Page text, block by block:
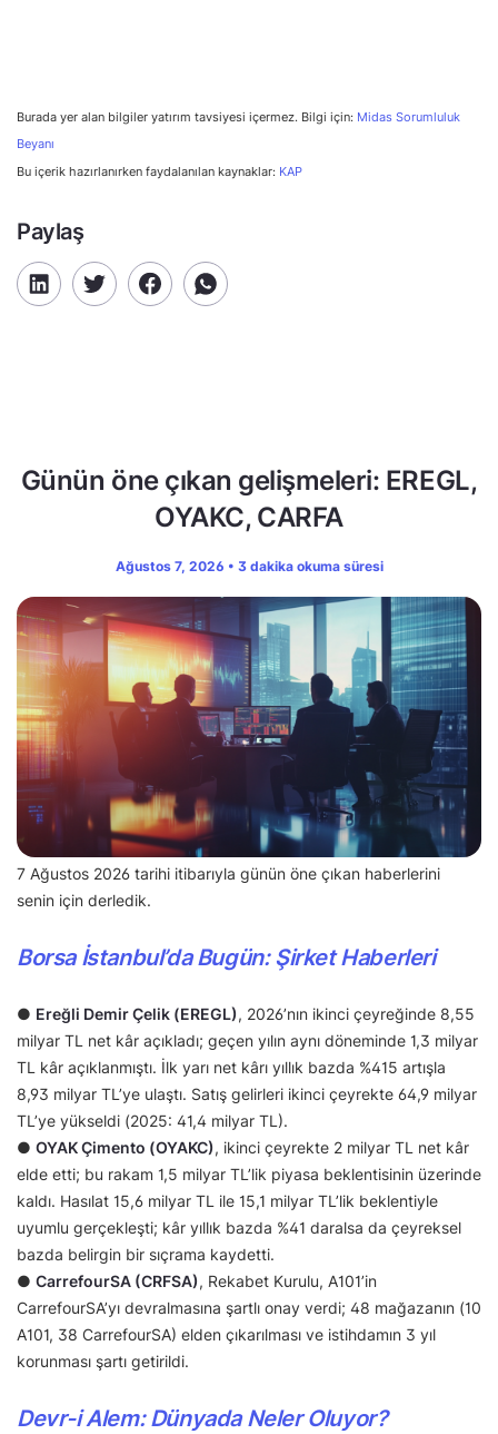
Burada yer alan bilgiler yatırım tavsiyesi içermez. Bilgi için: Midas Sorumluluk
Beyanı
Bu içerik hazırlanırken faydalanılan kaynaklar: KAP
Paylaş
Günün öne çıkan gelişmeleri: EREGL,
OYAKC, CARFA
Ağustos 7, 2026 • 3 dakika okuma süresi
7 Ağustos 2026 tarihi itibarıyla günün öne çıkan haberlerini
senin için derledik.
Borsa İstanbul’da Bugün: Şirket Haberleri
● Ereğli Demir Çelik (EREGL), 2026’nın ikinci çeyreğinde 8,55
milyar TL net kâr açıkladı; geçen yılın aynı döneminde 1,3 milyar
TL kâr açıklanmıştı. İlk yarı net kârı yıllık bazda %415 artışla
8,93 milyar TL’ye ulaştı. Satış gelirleri ikinci çeyrekte 64,9 milyar
TL’ye yükseldi (2025: 41,4 milyar TL).
● OYAK Çimento (OYAKC), ikinci çeyrekte 2 milyar TL net kâr
elde etti; bu rakam 1,5 milyar TL’lik piyasa beklentisinin üzerinde
kaldı. Hasılat 15,6 milyar TL ile 15,1 milyar TL’lik beklentiyle
uyumlu gerçekleşti; kâr yıllık bazda %41 daralsa da çeyreksel
bazda belirgin bir sıçrama kaydetti.
● CarrefourSA (CRFSA), Rekabet Kurulu, A101’in
CarrefourSA’yı devralmasına şartlı onay verdi; 48 mağazanın (10
A101, 38 CarrefourSA) elden çıkarılması ve istihdamın 3 yıl
korunması şartı getirildi.
Devr-i Alem: Dünyada Neler Oluyor?